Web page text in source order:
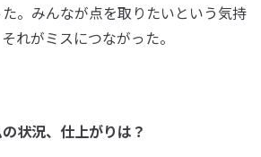
。みんなが点を取りたいという気持
れがミスにつながった。
状況、仕上がりは？